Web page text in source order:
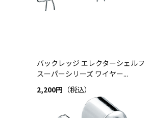
バックレッジ エレクターシェルフ
スーパーシリーズ ワイヤー...
2,200円 （税込）